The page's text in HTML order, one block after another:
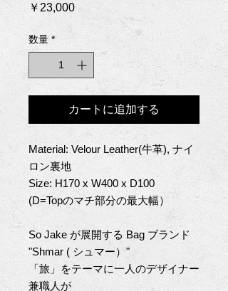
￥23,000価
数量 *
カートに追加する
Material: Velour Leather(牛革), ナイ
ロン裏地
Size: H170 x W400 x D100
(D=Topのマチ部分の最大幅）
So Jake が展開する Bag ブランド
"Shmar ( シュマー） "
「旅」をテーマに一人のデザイナー
兼職人が